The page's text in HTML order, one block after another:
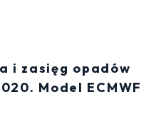
i zasięg opadów
Model ECMWF